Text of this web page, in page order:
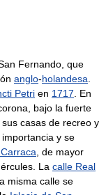
Fernando, que
anglo-holandesa
Petri en 1717 . En
bajo la fuerte
sus casas de recreo y
importancia y se
, de mayor
La calle Real
misma calle se